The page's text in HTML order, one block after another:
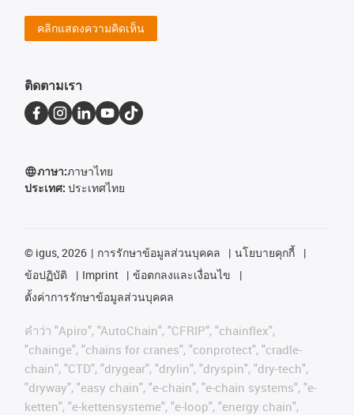
คลิกแสดงความคิดเห็น
ติดตามเรา
ภาษา:ภาษาไทย
ประเทศ: ประเทศไทย
© igus, 2026 การรักษาข้อมูลส่วนบุคคล
นโยบายคุกกี้
ข้อปฏิบัติ
Imprint
ข้อตกลงและเงื่อนไข
ตั้งค่าการรักษาข้อมูลส่วนบุคคล
คําว่า "Apiro", "AutoChain", "CFRIP", "chainflex",
"chainge", "chains for cranes", "conprotect", "cradle-
chain", "CTD", "drygear", "drylin", "dryspin", "dry-tech",
"dryway", "easy chain", "e-chain", "e-chain systems", "e-
ketten", "e-kettensysteme", "e-loop", "energy chain",